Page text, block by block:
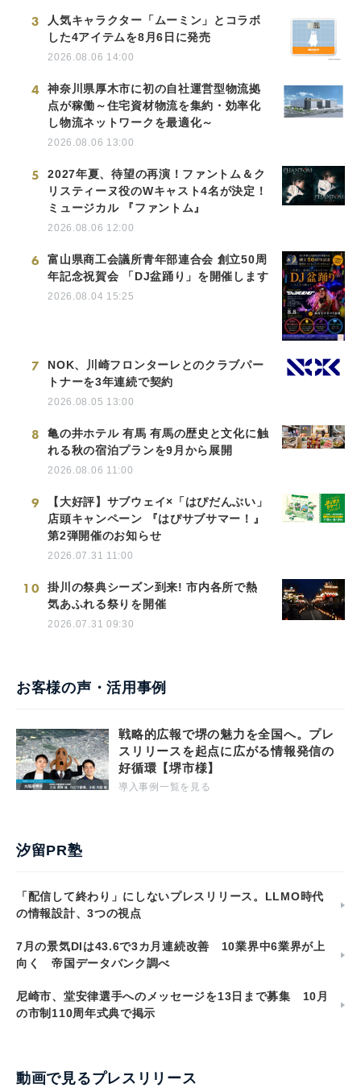
3
人気キャラクター「ムーミン」とコラボ
した4アイテムを8月6日に発売
2026.08.06 14:00
4
神奈川県厚木市に初の自社運営型物流拠
点が稼働～住宅資材物流を集約・効率化
し物流ネットワークを最適化～
2026.08.06 13:00
5
2027年夏、待望の再演！ファントム＆ク
リスティーヌ役のWキャスト4名が決定！
ミュージカル 『ファントム』
2026.08.06 12:00
6
富山県商工会議所青年部連合会 創立50周
年記念祝賀会 「DJ盆踊り」を開催します
2026.08.04 15:25
7
NOK、川崎フロンターレとのクラブパー
トナーを3年連続で契約
2026.08.05 13:00
8
亀の井ホテル 有馬 有馬の歴史と文化に触
れる秋の宿泊プランを9月から展開
2026.08.06 11:00
9
【大好評】サブウェイ×「はぴだんぶい」
店頭キャンペーン 『はぴサブサマー！』
第2弾開催のお知らせ
2026.07.31 11:00
10
掛川の祭典シーズン到来! 市内各所で熱
気あふれる祭りを開催
2026.07.31 09:30
お客様の声・活用事例
戦略的広報で堺の魅力を全国へ。プレ
スリリースを起点に広がる情報発信の
好循環【堺市様】
導入事例一覧を見る
汐留PR塾
「配信して終わり」にしないプレスリリース。LLMO時代
の情報設計、3つの視点
7月の景気DIは43.6で3カ月連続改善 10業界中6業界が上
向く 帝国データバンク調べ
尼崎市、堂安律選手へのメッセージを13日まで募集 10月
の市制110周年式典で掲示
動画で見るプレスリリース